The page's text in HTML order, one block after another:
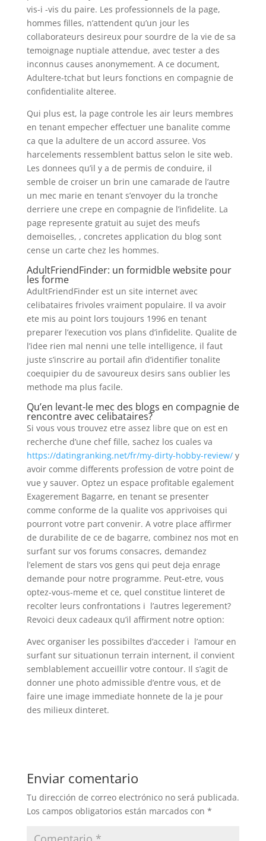
vis-i -vis du paire. Les professionnels de la page,
hommes filles, n’attendent qu’un jour les
collaborateurs desireux pour sourdre de la vie de sa
temoignage nuptiale attendue, avec tester a des
inconnus causes anonymement. A ce document,
Adultere-tchat but leurs fonctions en compagnie de
confidentialite alteree.
Qui plus est, la page controle les air leurs membres
en tenant empecher effectuer une banalite comme
ca que la adultere de un accord assuree. Vos
harcelements ressemblent battus selon le site web.
Les donnees qu’il y a de permis de conduire, il
semble de croiser un brin une camarade de l’autre
un mec marie en tenant s’envoyer du la tronche
derriere une crepe en compagnie de l’infidelite. La
page represente gratuit au sujet des meufs
demoiselles, , concretes application du blog sont
cense un carte chez les hommes.
AdultFriendFinder: un formidble website pour
les forme
AdultFriendFinder est un site internet avec
celibataires frivoles vraiment populaire. Il va avoir
ete mis au point lors toujours 1996 en tenant
preparer l’execution vos plans d’infidelite. Qualite de
l’idee rien mal nenni une telle intelligence, il faut
juste s’inscrire au portail afin d’identifier tonalite
coequipier du de savoureux desirs sans oublier les
methode ma plus facile.
Qu’en levant-le mec des blogs en compagnie de
rencontre avec celibataires?
Si vous vous trouvez etre assez libre que on est en
recherche d’une chef fille, sachez los cuales va
https://datingranking.net/fr/my-dirty-hobby-review/y
avoir comme differents profession de votre point de
vue y sauver. Optez un espace profitable egalement
Exagerement Bagarre, en tenant se presenter
comme conforme de la qualite vos apprivoises qui
pourront votre part convenir. A votre place affirmer
de durabilite de ce de bagarre, combinez nos mot en
surfant sur vos forums consacres, demandez
l’element de stars vos gens qui peut deja enrage
demande pour notre programme. Peut-etre, vous
optez-vous-meme et ce, quel constitue linteret de
recolter leurs confrontations i l’autres legerement?
Revoici deux cadeaux qu’il affirment notre option:
Avec organiser les possibiltes d’acceder i l’amour en
surfant sur situationun terrain internent, il convient
semblablement accueillir votre contour. Il s’agit de
donner une photo admissible d’entre vous, et de
faire une image immediate honnete de la je pour
des milieux dinteret.
Enviar comentario
Tu dirección de correo electrónico no será publicada.
Los campos obligatorios están marcados con *